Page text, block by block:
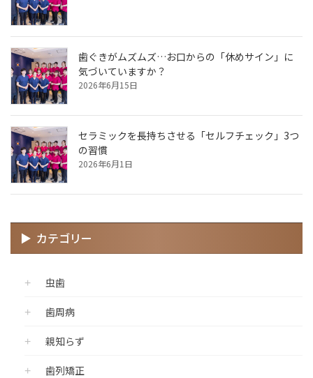
歯ぐきがムズムズ…お口からの「休めサイン」に
気づいていますか？
2026年6月15日
セラミックを長持ちさせる「セルフチェック」3つ
の習慣
2026年6月1日
カテゴリー
虫歯
歯周病
親知らず
歯列矯正